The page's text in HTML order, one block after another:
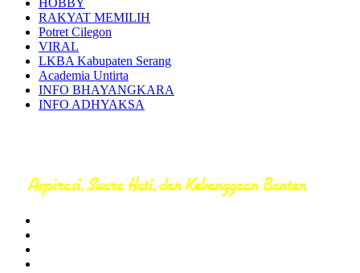
RAKYAT MEMILIH
Potret Cilegon
VIRAL
LKBA Kabupaten Serang
Academia Untirta
INFO BHAYANGKARA
INFO ADHYAKSA